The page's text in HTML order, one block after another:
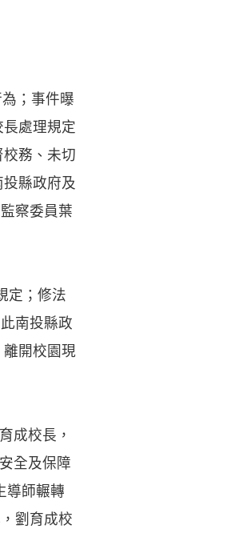
；事件曝
處理規定
務、未切
縣政府及
察委員葉
定；修法
南投縣政
開校園現
成校長，
全及保障
導師輾轉
劉育成校